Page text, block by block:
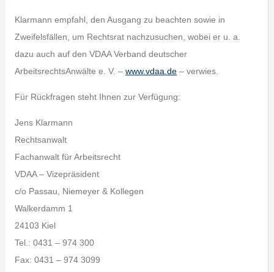
Klarmann empfahl, den Ausgang zu beachten sowie in
Zweifelsfällen, um Rechtsrat nachzusuchen, wobei er u. a.
dazu auch auf den VDAA Verband deutscher
ArbeitsrechtsAnwälte e. V. – www.vdaa.de– verwies.
Für Rückfragen steht Ihnen zur Verfügung:
Jens Klarmann
Rechtsanwalt
Fachanwalt für Arbeitsrecht
VDAA – Vizepräsident
c/o Passau, Niemeyer & Kollegen
Walkerdamm 1
24103 Kiel
Tel.: 0431 – 974 300
Fax: 0431 – 974 3099